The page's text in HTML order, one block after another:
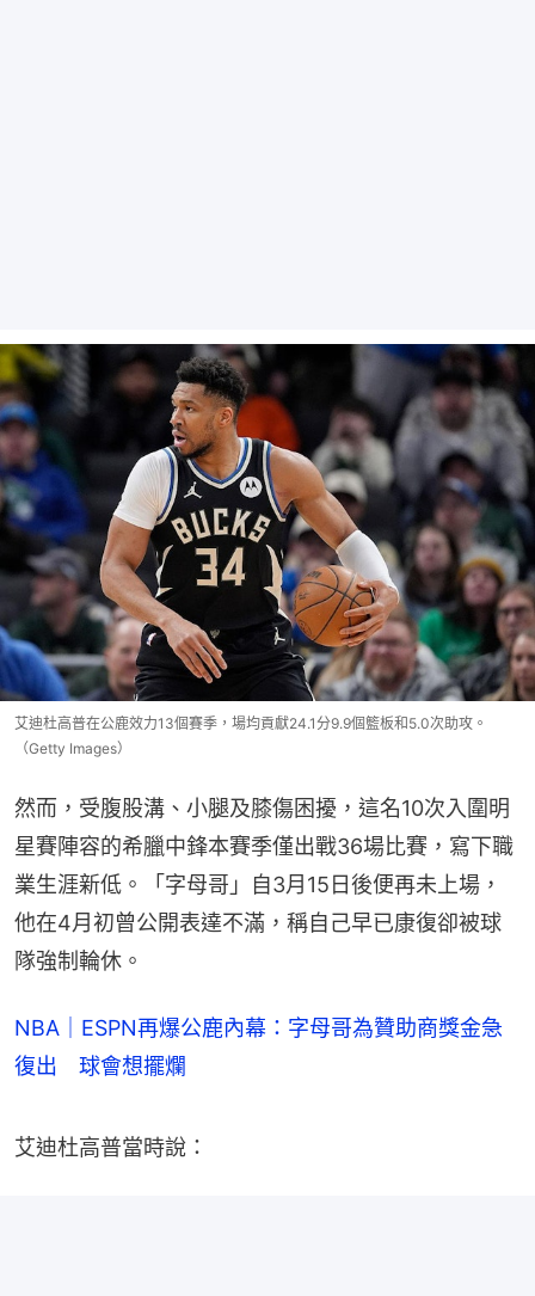
艾迪杜高普在公鹿效力13個賽季，場均貢獻24.1分9.9個籃板和5.0次助攻。
（Getty Images）
然而，受腹股溝、小腿及膝傷困擾，這名10次入圍明
星賽陣容的希臘中鋒本賽季僅出戰36場比賽，寫下職
業生涯新低。「字母哥」自3月15日後便再未上場，
他在4月初曾公開表達不滿，稱自己早已康復卻被球
隊強制輪休。
NBA｜ESPN再爆公鹿內幕：字母哥為贊助商獎金急
復出 球會想擺爛
艾迪杜高普當時說：